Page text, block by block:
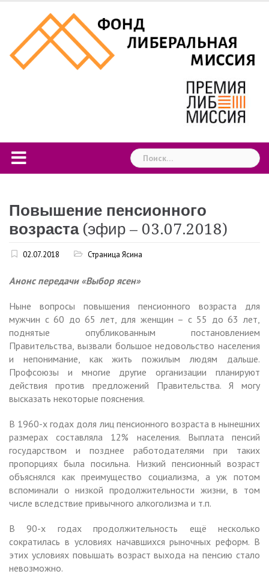
content
Найти:
Повышение пенсионного
возраста(эфир – 03.07.2018)
02.07.2018 Страница Ясина
Анонс передачи «Выбор ясен»
Ныне вопросы повышения пенсионного возраста для
мужчин с 60 до 65 лет, для женщин – с 55 до 63 лет,
поднятые опубликованным постановлением
Правительства, вызвали большое недовольство населения
и непонимание, как жить пожилым людям дальше.
Профсоюзы и многие другие организации планируют
действия против предложений Правительства. Я могу
высказать некоторые пояснения.
В 1960-х годах доля лиц пенсионного возраста в нынешних
размерах составляла 12% населения. Выплата пенсий
государством и позднее работодателями при таких
пропорциях была посильна. Низкий пенсионный возраст
объяснялся как преимущество социализма, а уж потом
вспоминали о низкой продолжительности жизни, в том
числе вследствие привычного алкоголизма и т.п.
В 90-х годах продолжительность ещё несколько
сократилась в условиях начавшихся рыночных реформ. В
этих условиях повышать возраст выхода на пенсию стало
невозможно.